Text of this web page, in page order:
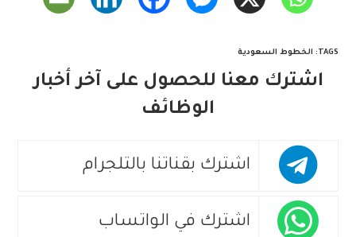
TAGS
: الخطوط السعودية
اشترك معنا للحصول على آخر أخبار
الوظائف
اشترك بقناتنا بالتلجرام
اشترك في الواتساب